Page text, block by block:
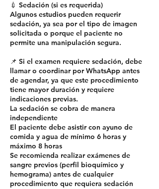
💉 Sedación (si es requerida)
Algunos estudios pueden requerir
sedación, ya sea por el tipo de imagen
solicitada o porque el paciente no
permite una manipulación segura.
📌 Si el examen requiere sedación, debe
llamar o coordinar por WhatsApp antes
de agendar, ya que este procedimiento
tiene mayor duración y requiere
indicaciones previas.
La sedación se cobra de manera
independiente
El paciente debe asistir con ayuno de
comida y agua de mínimo 6 horas y
máximo 8 horas
Se recomienda realizar exámenes de
sangre previos (perfil bioquímico y
hemograma) antes de cualquier
procedimiento que requiera sedación